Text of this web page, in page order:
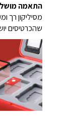
התאמה
שהכרטיסים